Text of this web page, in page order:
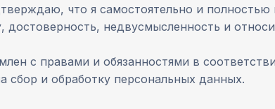
что я самостоятельно и полностью
достоверность, недвусмысленность и
с правами и обязанностями в
сбор и обработку персональных данных.